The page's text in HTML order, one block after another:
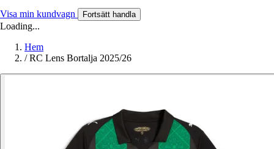
Visa min kundvagn Fortsätt handla
Loading...
Hem
/ RC Lens Bortalja 2025/26